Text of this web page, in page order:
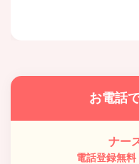
お電話
ナー
電話登録無